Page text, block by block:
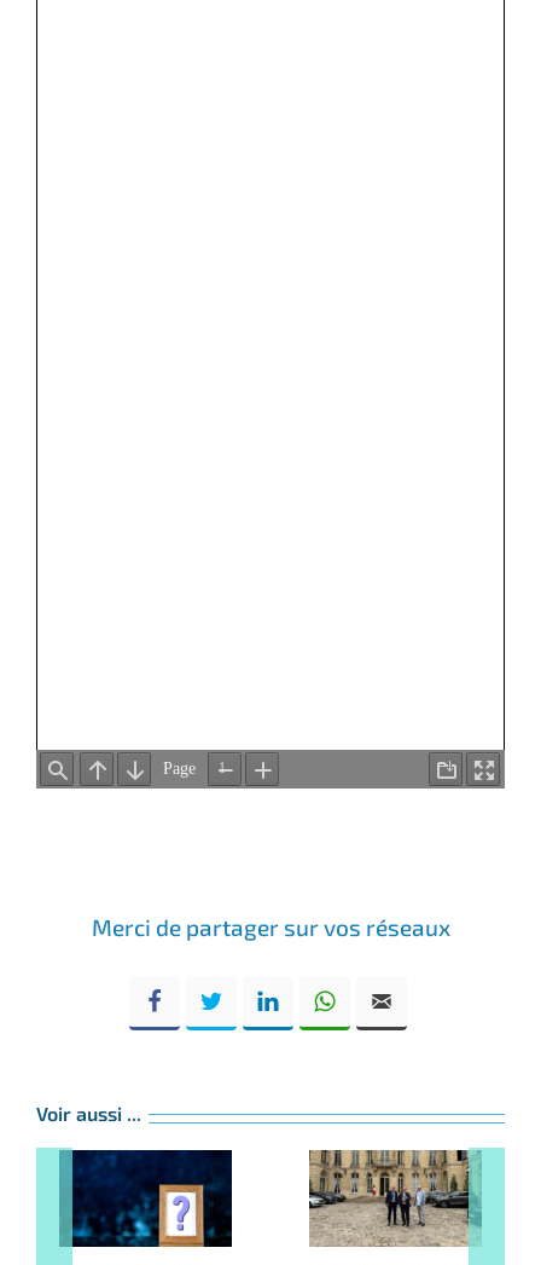
Merci de partager sur vos réseaux
Voir aussi ...